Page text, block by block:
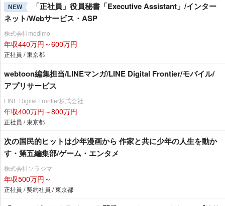
NEW
「正社員」役員秘書「Executive Assistant」/インター
ネット/Webサービス・ASP
株式会社medimo
年収440万円～600万円
正社員 / 東京都
webtoon編集担当/LINEマンガ/LINE Digital Frontier/モバイル/
アプリサービス
LINE Digital Frontier株式会社
年収400万円～800万円
正社員 / 東京都
次の国民的ヒットは少年漫画から 作家と共に少年の人生を動か
す・第五編集部/ゲーム・エンタメ
株式会社ソラジマ
年収500万円～
正社員 / 契約社員 / 東京都